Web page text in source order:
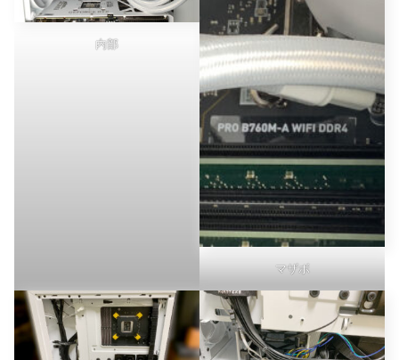
内部
マザボ